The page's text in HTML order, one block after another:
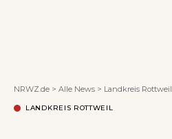
NRWZ.de > Alle News > Landkreis Rottweil
LANDKREIS ROTTWEIL